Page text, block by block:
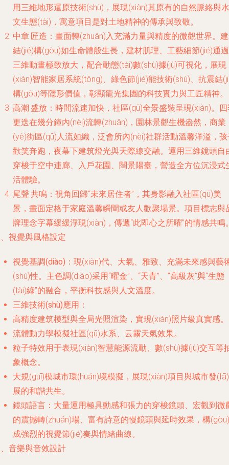
用三維地形還原技術(shù)，展現(xiàn)其原有的自然脈絡與水
文生態(tài)，寓意項目是對土地精神的傳承與致敬。
中章·匠造：畫面轉(zhuǎn)入充滿力量與精度的微觀世界。
結(jié)構(gòu)如生命體般生長，建材肌理、工藝細節(jié)通過
三維動畫極致放大，配合動態(tài)數(shù)據(jù)可視化，展現
(xiàn)智能家居系統(tǒng)、綠色節(jié)能技術(shù)、抗震結
構(gòu)等隱形價值，彰顯龍光集團的科技實力與工匠精神。
高潮·盛放：時間流速加快，社區(qū)全景盛裝呈現(xiàn)。
更迭在幾分鐘內(nèi)流轉(zhuǎn)，園林景觀生機盎然，商業
(yè)街區(qū)人流如織，泛會所內(nèi)社群活動溫馨洋溢，
歡笑奔跑，夜幕下建筑燈光與天際線交融。運用三維鏡頭自
穿梭于空中連廊、入戶花園、闊景陽臺，營造全方位沉浸式
活體驗。
尾聲·共鳴：視角回歸“未來居住者”，其身影融入社區(qū)美
景，畫面定格于家庭溫馨瞬間或友人歡聚場景。項目標志與
牌理念字幕緩緩浮現(xiàn)，傳遞“此即心之所曜”的情感共鳴
視覺與風格設定
視覺基調(diào) ：現(xiàn)代、大氣、雅致、充滿未來感與藝
(shù)性。主色調(diào)采用“曜金”、“天青”、“高級灰”與“生態
(tài)綠”的融合，平衡科技感與人文溫度。
三維技術(shù)應用 ：
高精度建筑模型與全局光照渲染，實現(xiàn)照片級真實感。
流體動力學模擬社區(qū)水系、云霧天氣效果。
粒子特效用于表現(xiàn)智慧能源流動、數(shù)據(jù)交互等
象概念。
大規(guī)模城市環(huán)境模擬，展現(xiàn)項目與城市發(fā)
展的和諧共生。
鏡頭語言 ：大量運用極具動感和張力的穿梭鏡頭、宏觀到微
的震撼轉(zhuǎn)場、富有詩意的慢鏡頭與延時效果，構(gòu)
成強烈的視覺節(jié)奏與情緒曲線。
音樂與音效設計